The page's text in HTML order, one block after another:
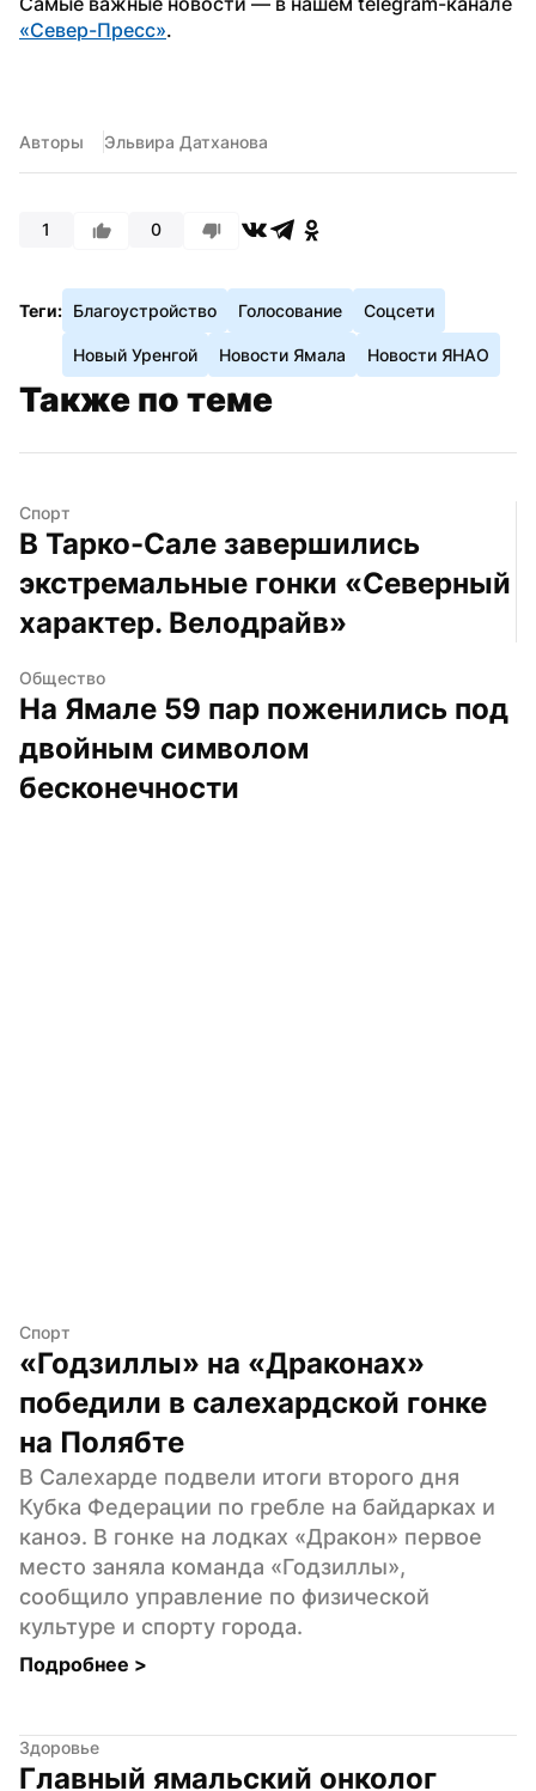
«Север-Пресс».
Авторы Эльвира Датханова
1 0
Теги: Благоустройство Голосование Соцсети
Новый Уренгой Новости Ямала Новости ЯНАО
Также по теме
Спорт
В Тарко-Сале завершились
экстремальные гонки «Северный
характер. Велодрайв»
Общество
На Ямале 59 пар поженились под
двойным символом
бесконечности
Спорт
«Годзиллы» на «Драконах»
победили в салехардской гонке
на Полябте
В Салехарде подвели итоги второго дня
Кубка Федерации по гребле на байдарках и
каноэ. В гонке на лодках «Дракон» первое
место заняла команда «Годзиллы»,
сообщило управление по физической
культуре и спорту города.
Подробнее >
Здоровье
Главный ямальский онколог